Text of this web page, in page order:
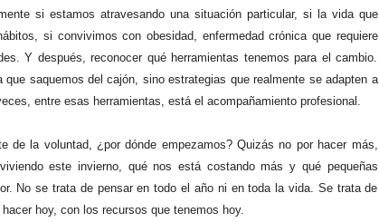
si estamos atravesando una situación particular, si la vida que
si convivimos con obesidad, enfermedad crónica que requiere
Y después, reconocer qué herramientas tenemos para el cambio.
saquemos del cajón, sino estrategias que realmente se adapten a
entre esas herramientas, está el acompañamiento profesional.
de la voluntad, ¿por dónde empezamos? Quizás no por hacer más,
este invierno, qué nos está costando más y qué pequeñas
No se trata de pensar en todo el año ni en toda la vida. Se trata de
hoy, con los recursos que tenemos hoy.